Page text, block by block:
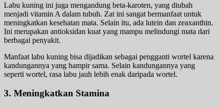
Labu kuning ini juga mengandung beta-karoten, yang diubah
menjadi vitamin A dalam tubuh. Zat ini sangat bermanfaat untuk
meningkatkan kesehatan mata. Selain itu, ada lutein dan zeaxanthin.
Ini merupakan antioksidan kuat yang mampu melindungi mata dari
berbagai penyakit.
Manfaat labu kuning bisa dijadikan sebagai pengganti wortel karena
kandungannya yang hampir sama. Selain kandungannya yang
seperti wortel, rasa labu jauh lebih enak daripada wortel.
3. Meningkatkan Stamina